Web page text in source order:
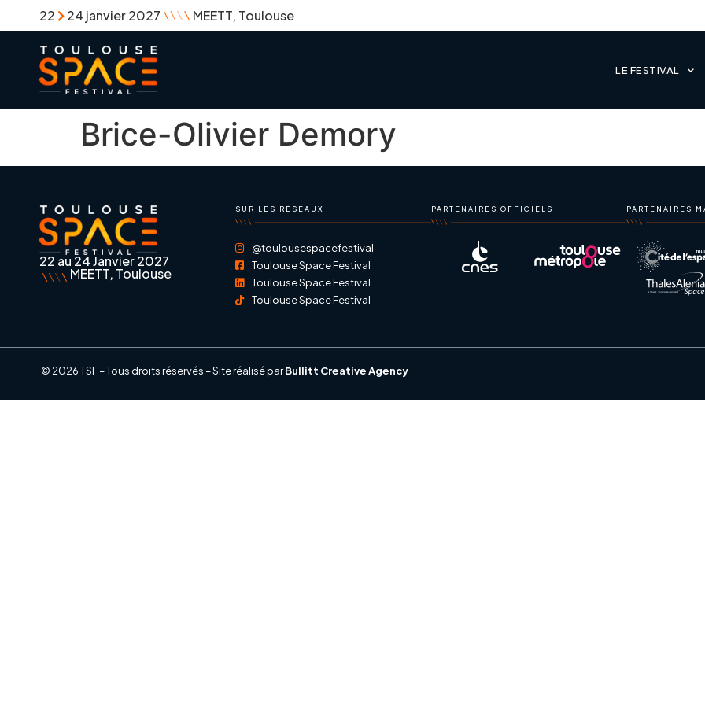
22 24 janvier 2027 MEETT, Toulouse
LE FESTIVAL
Brice-Olivier Demory
22 au 24 Janvier 2027
MEETT, Toulouse
SUR LES RÉSEAUX
@toulousespacefestival
Toulouse Space Festival
Toulouse Space Festival
Toulouse Space Festival
PARTENAIRES OFFICIELS PARTENAIRES
© 2026 TSF – Tous droits réservés – Site réalisé parBullitt Creative Agency